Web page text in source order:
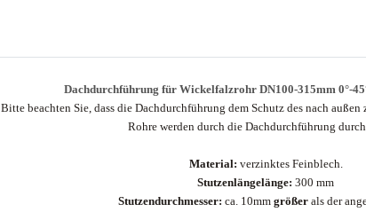
Dachdurchführung für Wickelfalzrohr DN100-315mm 0°-
Bitte beachten Sie, dass die Dachdurchführung dem Schutz des nach
Rohre werden durch die Dachdurchführung
Material: verzinktes Feinblech.
Stutzenlängelänge: 300 mm
Stutzendurchmesser: ca. 10mm größer als der